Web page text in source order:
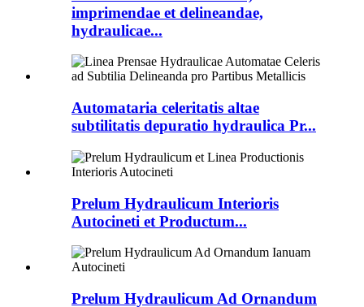
imprimendae et delineandae,
hydraulicae...
Automataria celeritatis altae
subtilitatis depuratio hydraulica Pr...
Prelum Hydraulicum Interioris
Autocineti et Productum...
Prelum Hydraulicum Ad Ornandum